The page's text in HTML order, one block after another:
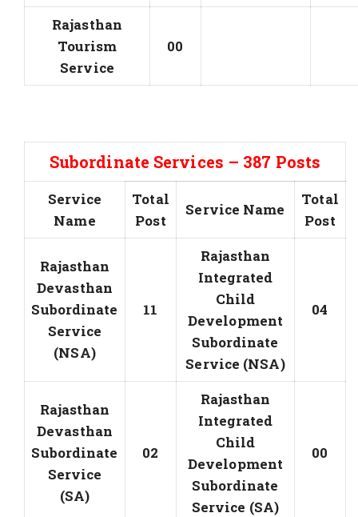
Rajasthan
Tourism
Service
00
Subordinate Services – 387 Posts
Service
Name
Total
Post
Service Name
Total
Post
Rajasthan
Devasthan
Subordinate
Service
(NSA)
11
Rajasthan
Integrated
Child
Development
Subordinate
Service (NSA)
04
Rajasthan
Devasthan
Subordinate
Service
(SA)
02
Rajasthan
Integrated
Child
Development
Subordinate
Service (SA)
00